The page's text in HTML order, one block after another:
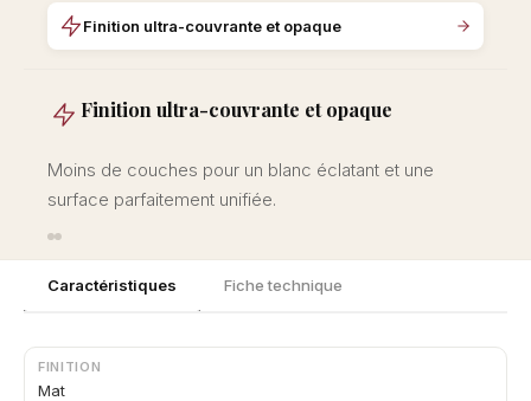
Finition ultra-couvrante et opaque
Finition ultra-couvrante et opaque
Moins de couches pour un blanc éclatant et une
surface parfaitement unifiée.
Caractéristiques Fiche technique
FINITION
Mat